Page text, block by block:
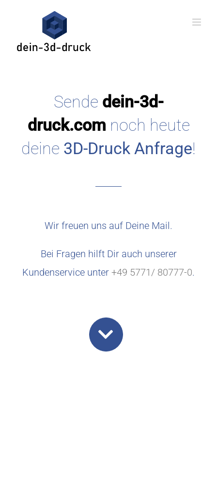
content
Sende dein-3d-
druck.com noch heute
deine 3D-Druck Anfrage!
Wir freuen uns auf Deine Mail.
Bei Fragen hilft Dir auch unserer
Kundenservice unter +49 5771/ 80777-0.